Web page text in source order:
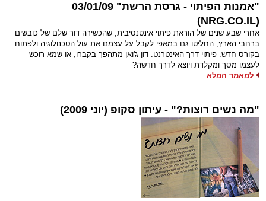
"אמנות הפיתוי - גרסת הרשת" 03/01/09
(NRG.CO.IL)
אחרי שבע שנים של הוראת פיתוי אינטנסיבית, שהכשירה דור שלם של כובשים
ברחבי הארץ, החליטו גם במאפי לקבל על עצמם את עול הטכנולוגיה ולפתוח
בקורס חדש: פיתוי דרך האינטרנט. דון ג'ואן מתהפך בקברו, או שמא רוכש
לעצמו מסך ומקלדת ויוצא לדרך חדשה?
למאמר המלא
"מה נשים רוצות?" - עיתון סקופ (יוני 2009)